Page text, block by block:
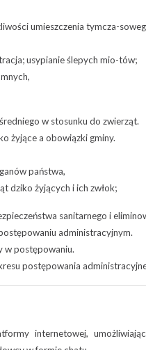
umieszczenia tymcza-
usypianie ślepych mio-tów;
w stosunku do zwierząt.
żyjące a obowiązki gminy.
państwa,
dziko żyjących i ich zwłok;
sanitarnego i
administracyjnym.
w postępowaniu.
postępowania
internetowej,